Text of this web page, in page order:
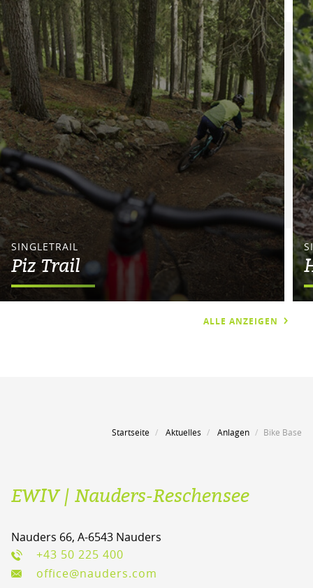
SINGLETRAIL
Piz Trail
ALLE ANZEIGEN
Startseite Aktuelles Anlagen Bike Base
EWIV | Nauders-Reschensee
Nauders 66, A-6543 Nauders
+43 50 225 400
office@nauders.com